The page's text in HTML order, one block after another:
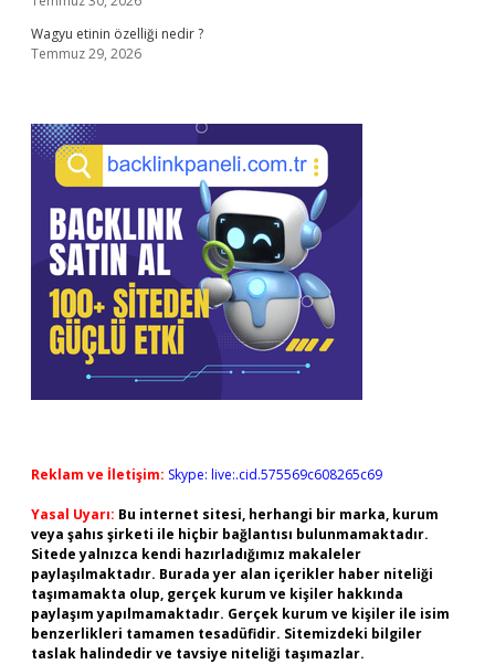
Wagyu etinin özelliği nedir ?
Temmuz 29, 2026
Reklam ve İletişim: Skype: live:.cid.575569c608265c69
Yasal Uyarı: Bu internet sitesi, herhangi bir marka, kurum
veya şahıs şirketi ile hiçbir bağlantısı bulunmamaktadır.
Sitede yalnızca kendi hazırladığımız makaleler
paylaşılmaktadır. Burada yer alan içerikler haber niteliği
taşımamakta olup, gerçek kurum ve kişiler hakkında
paylaşım yapılmamaktadır. Gerçek kurum ve kişiler ile isim
benzerlikleri tamamen tesadüfidir. Sitemizdeki bilgiler
taslak halindedir ve tavsiye niteliği taşımazlar.